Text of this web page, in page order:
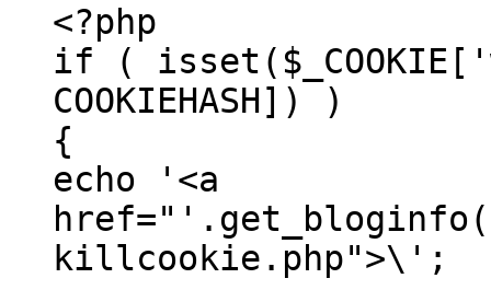
<?php
if (
COOKIEHASH]) )
{
echo '<a
killcookie.php">\';